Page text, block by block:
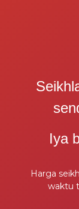
Iya
Harga
waktu